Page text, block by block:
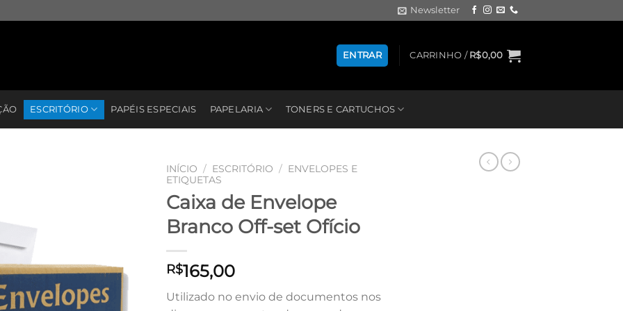
Newsletter
ENTRAR CARRINHO / R$0,00
ESCRITÓRIO PAPÉIS ESPECIAIS PAPELARIA TONERS E CARTUCHOS
INÍCIO / ESCRITÓRIO / ENVELOPES E
ETIQUETAS
Caixa de Envelope
Branco Off-set Ofício
R$165,00
Utilizado no envio de documentos nos